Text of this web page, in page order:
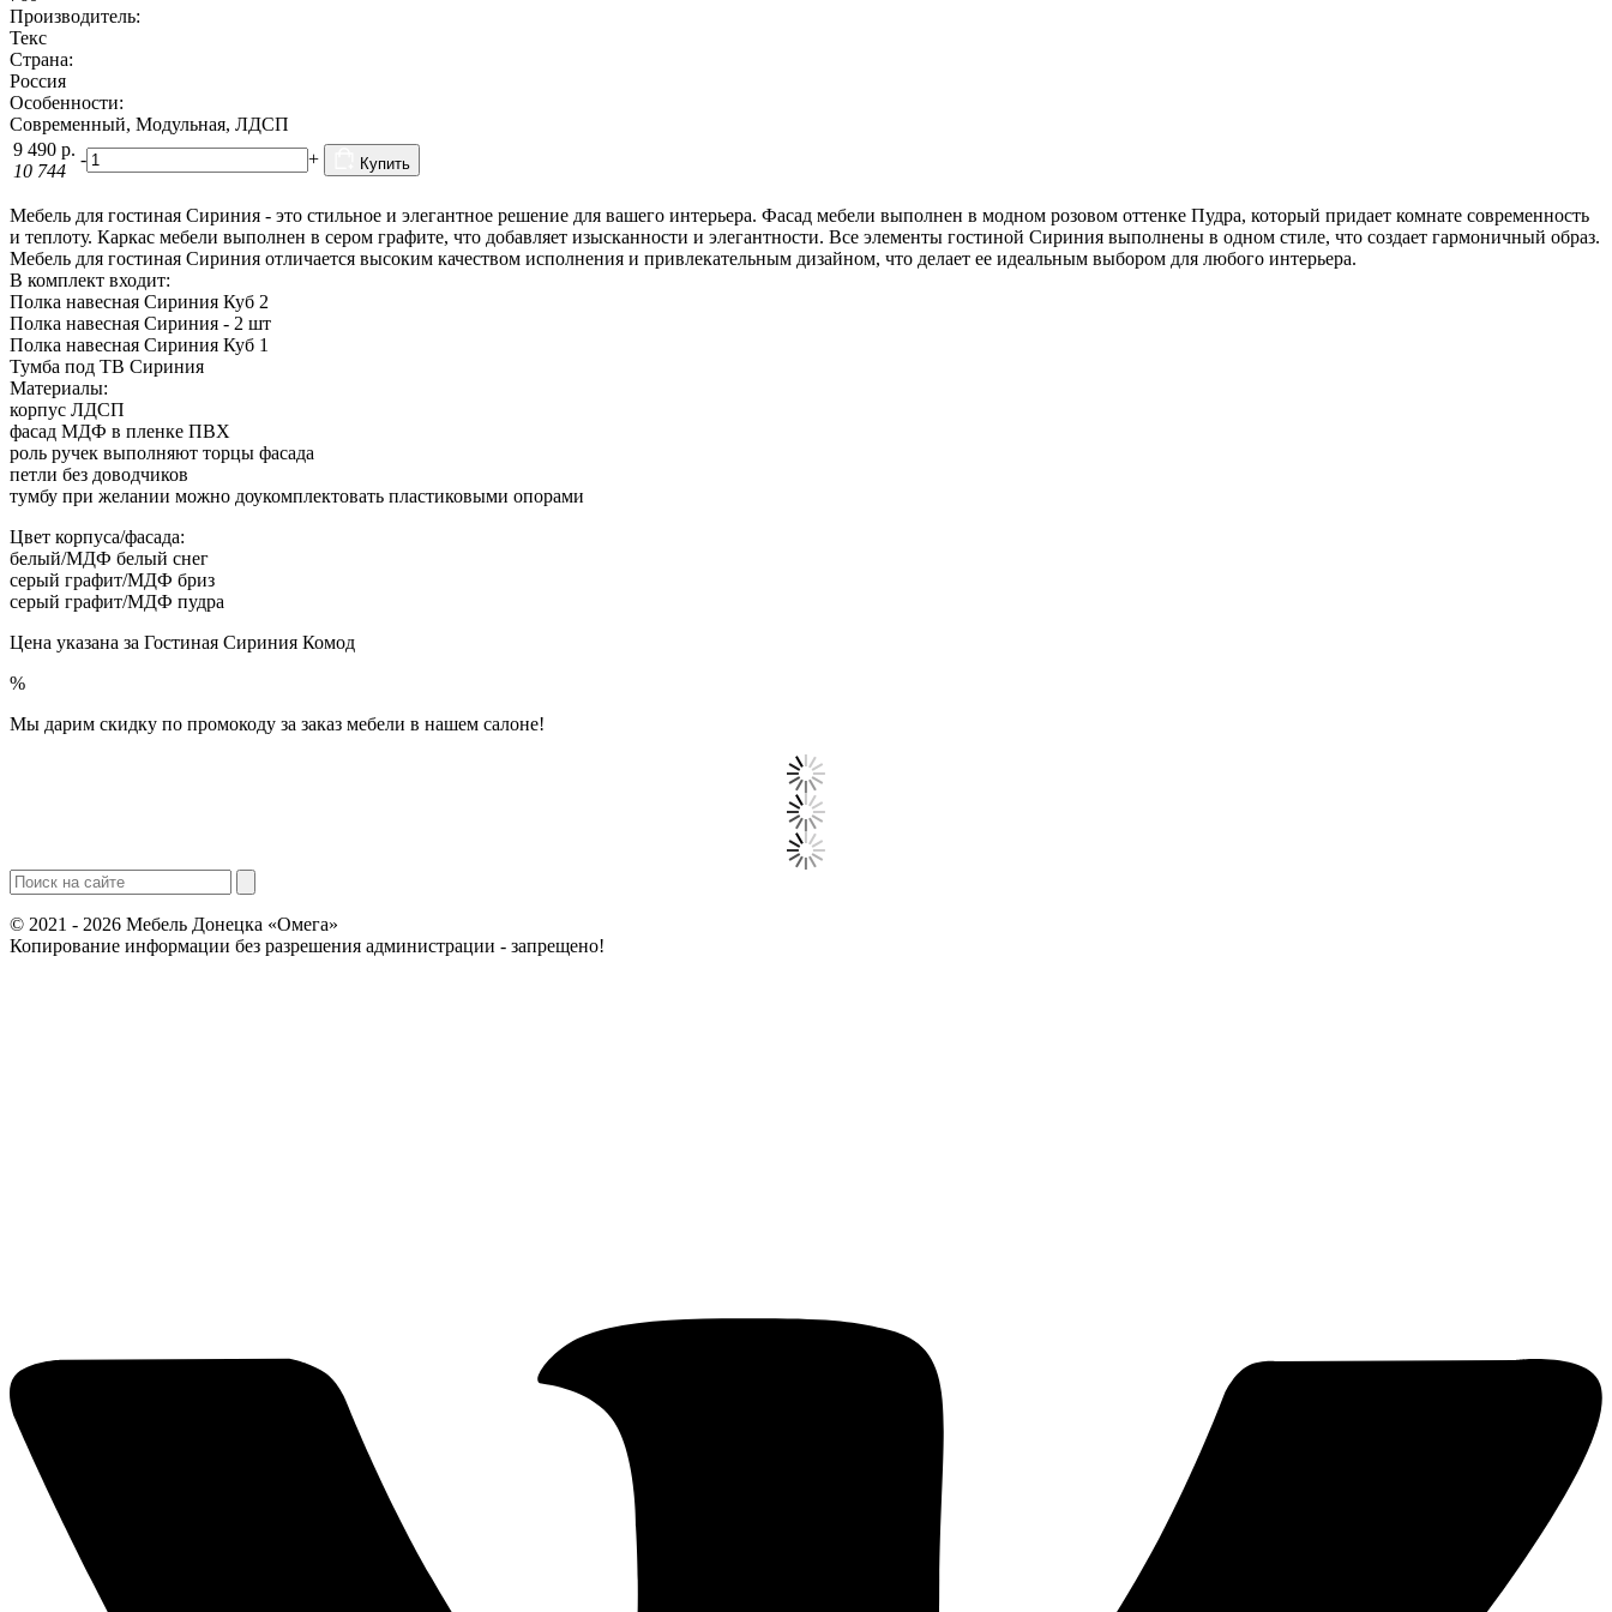
Производитель:
Текс
Страна:
Россия
Особенности:
Современный, Модульная, ЛДСП
9 490 р.
10 744
- + Купить
Мебель для гостиная Сириния - это стильное и элегантное решение для вашего интерьера. Фасад мебели выполнен в модном розовом оттенке Пудра, который придает комнате современность
и теплоту. Каркас мебели выполнен в сером графите, что добавляет изысканности и элегантности. Все элементы гостиной Сириния выполнены в одном стиле, что создает гармоничный образ.
Мебель для гостиная Сириния отличается высоким качеством исполнения и привлекательным дизайном, что делает ее идеальным выбором для любого интерьера.
В комплект входит:
Полка навесная Сириния Куб 2
Полка навесная Сириния - 2 шт
Полка навесная Сириния Куб 1
Тумба под ТВ Сириния
Материалы:
корпус ЛДСП
фасад МДФ в пленке ПВХ
роль ручек выполняют торцы фасада
петли без доводчиков
тумбу при желании можно доукомплектовать пластиковыми опорами
Цвет корпуса/фасада:
белый/МДФ белый снег
серый графит/МДФ бриз
серый графит/МДФ пудра
Цена указана за Гостиная Сириния Комод
%
Мы дарим скидку по промокоду за заказ мебели в нашем салоне!
© 2021 - 2026 Мебель Донецка «Омега»
Копирование информации без разрешения администрации - запрещено!